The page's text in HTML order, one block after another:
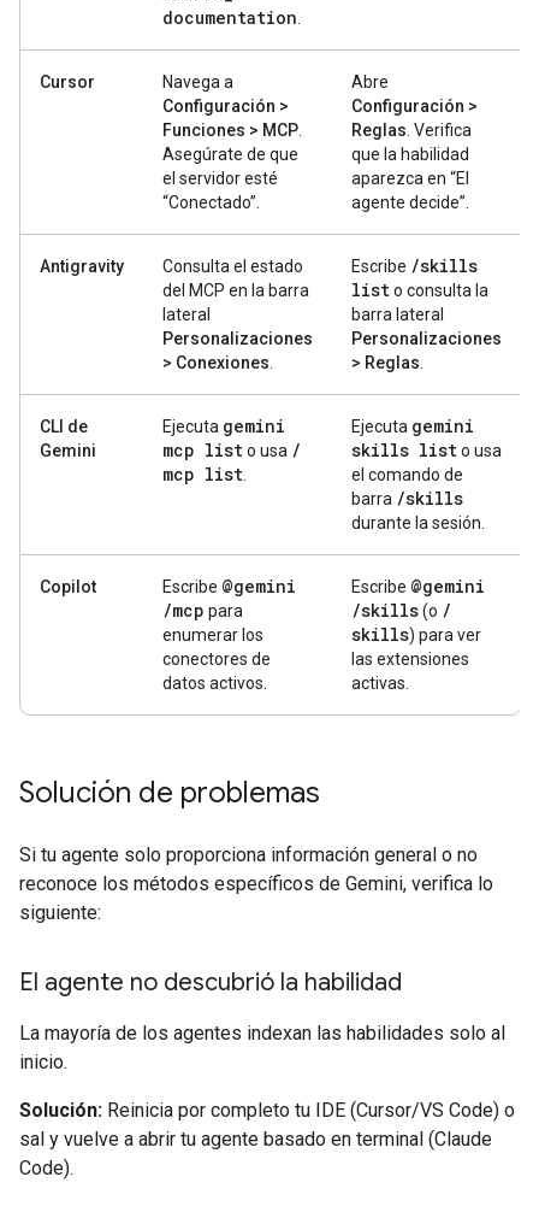
documentation
Cursor
Navega a
Configuración >
Funciones > MCP
Asegúrate de que
el servidor esté
“Conectado”.
Abre
Configuración >
Reglas . Verifica
que la habilidad
aparezca en “El
agente decide”.
Antigravity
Consulta el estado
del MCP en la barra
lateral
Personalizaciones
> Conexiones
Escribe /skills
listo consulta la
barra lateral
Personalizaciones
> Reglas
CLI de
Gemini
Ejecuta gemini
mcp listo usa /
mcp list
Ejecuta gemini
skills listo usa
el comando de
barra /skills
durante la sesión.
Copilot Escribe @gemini
/mcp para
enumerar los
conectores de
datos activos.
Escribe @gemini
/skills(o /
skills) para ver
las extensiones
activas.
Solución de problemas
Si tu agente solo proporciona información general o no
reconoce los métodos específicos de Gemini, verifica lo
siguiente:
El agente no descubrió la habilidad
La mayoría de los agentes indexan las habilidades solo al
inicio.
Solución: Reinicia por completo tu IDE (Cursor/VS Code) o
sal y vuelve a abrir tu agente basado en terminal (Claude
Code).